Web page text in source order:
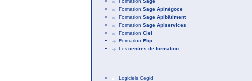
Formation Sage
Formation Sage Apinégoce
Formation Sage Apibâtiment
Formation Sage Apiservices
Formation Ciel
Formation Ebp
Les centres de formation
Logiciels Cegid